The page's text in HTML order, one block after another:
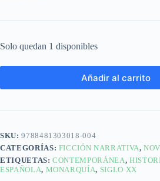
Solo quedan 1 disponibles
Añadir al carrito
SKU:9788481303018-004
CATEGORÍAS: FICCIÓN NARRATIVA,
ETIQUETAS:CONTEMPORÁNEA,
ESPAÑOLA, MONARQUÍA, SIGLO XX